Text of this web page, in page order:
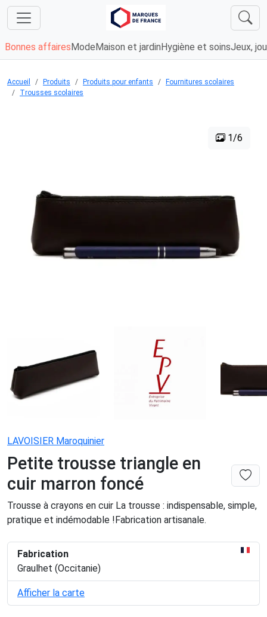
Bonnes affaires Mode Maison et jardin Hygiène et soinsJeux,
Accueil Produits Produits pour enfants
Fournitures scolaires
Trousses scolaires
1/6
LAVOISIER Maroquinier
Petite trousse triangle en
cuir marron foncé
Trousse à crayons en cuir La trousse : indispensable, simple,
pratique et indémodable !Fabrication artisanale.
Fabrication
Graulhet (Occitanie)
Afficher la carte